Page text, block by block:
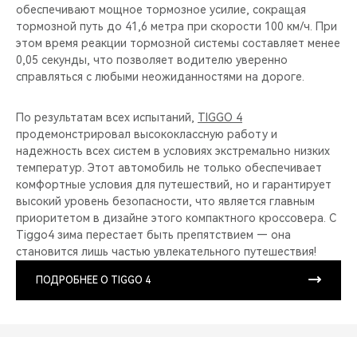
обеспечивают мощное тормозное усилие, сокращая
тормозной путь до 41,6 метра при скорости 100 км/ч. При
этом время реакции тормозной системы составляет менее
0,05 секунды, что позволяет водителю уверенно
справляться с любыми неожиданностями на дороге.
По результатам всех испытаний, TIGGO 4
продемонстрировал высококлассную работу и
надежность всех систем в условиях экстремально низких
температур. Этот автомобиль не только обеспечивает
комфортные условия для путешествий, но и гарантирует
высокий уровень безопасности, что является главным
приоритетом в дизайне этого компактного кроссовера. С
Tiggo4 зима перестает быть препятствием — она
становится лишь частью увлекательного путешествия!
ПОДРОБНЕЕ О TIGGO 4